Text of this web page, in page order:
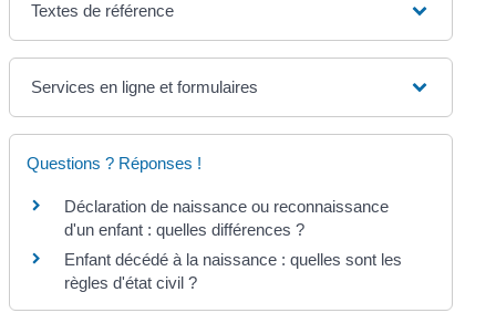
Textes de référence
Services en ligne et formulaires
Questions ? Réponses !
Déclaration de naissance ou reconnaissance
d'un enfant : quelles différences ?
Enfant décédé à la naissance : quelles sont les
règles d'état civil ?